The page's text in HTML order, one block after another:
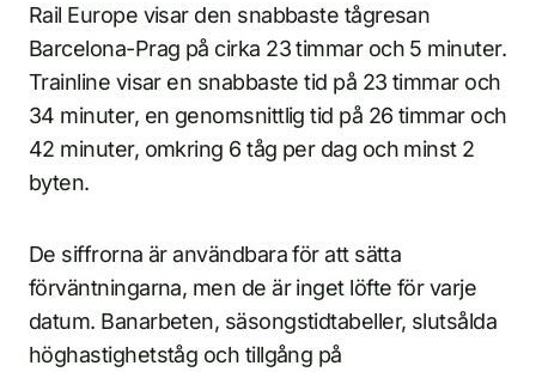
Rail Europe visar den snabbaste tågresan
Barcelona-Prag på cirka 23 timmar och 5 minuter.
Trainline visar en snabbaste tid på 23 timmar och
34 minuter, en genomsnittlig tid på 26 timmar och
42 minuter, omkring 6 tåg per dag och minst 2
byten.
De siffrorna är användbara för att sätta
förväntningarna, men de är inget löfte för varje
datum. Banarbeten, säsongstidtabeller, slutsålda
höghastighetståg och tillgång på